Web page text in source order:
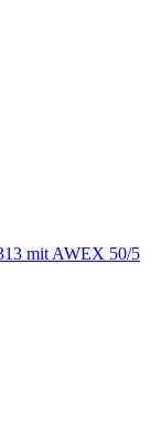
mit AWEX 50/5